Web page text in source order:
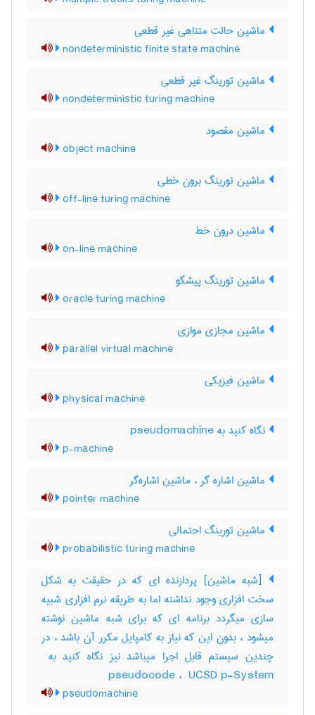
ماشین حالت متناهی غیر قطعی
nondeterministic finite state machine
ماشین تورینگ غیر قطعی
nondeterministic turing machine
ماشین مقصود
object machine
ماشین تورینگ برون خطی
off-line turing machine
ماشین درون خط
on-line machine
ماشین تورینگ پیشگو
oracle turing machine
ماشین مجازی موازی
parallel virtual machine
ماشین فیزیکی
physical machine
نگاه کنید به ‎ pseudomachine
p-machine
ماشین اشاره گر ، ماشین اشاره‌گر
pointer machine
ماشین تورینگ احتمالی
probabilistic turing machine
[شبه ماشین] پردازنده ای که در حقیقت به شکل
سخت افزاری وجود نداشته اما به طریقه نرم افزاری شبیه
سازی میگردد برنامه ای که برای شبه ماشین نوشته
میشود ، بدون این که نیاز به کامپایل مکرر آن باشد ، در
pseudocode ، ‎ UCSD p-System
pseudomachine